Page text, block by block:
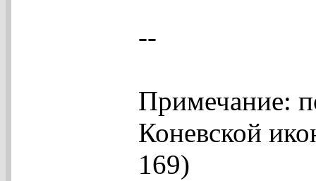
--
Примечание:
Коневской
169)